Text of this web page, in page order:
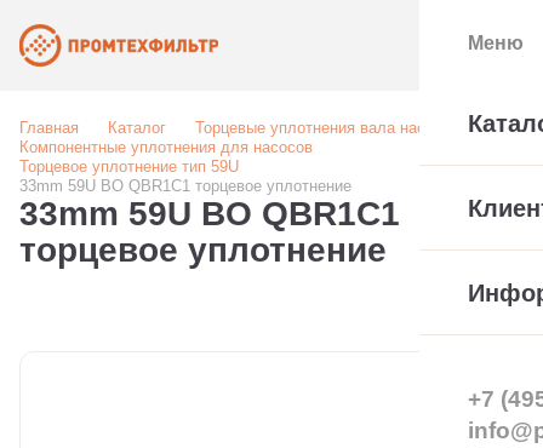
Главная Каталог
Торцевые уплотнения вала насоса
Компонентные уплотнения для насосов
Торцевое уплотнение тип 59U
33mm 59U BO QBR1C1 торцевое уплотнение
33mm 59U BO QBR1C1
торцевое уплотнение
Меню
+7